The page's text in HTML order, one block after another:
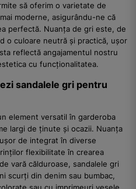
să oferim o varietate de
moderne, asigurându-ne că
perfectă. Nuanța de gri este, de
o culoare neutră și practică, ușor
reflectă angajamentul nostru
cu funcționalitatea.
sandalele gri pentru
element versatil în garderoba
largi de ținute și ocazii. Nuanța
de integrat în diverse
flexibilitate în crearea
vară călduroase, sandalele gri
scurți din denim sau bumbac,